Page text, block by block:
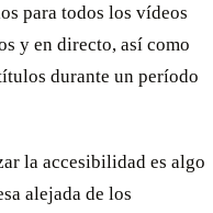
para todos los vídeos
y en directo, así como
durante un período
la accesibilidad es algo
alejada de los